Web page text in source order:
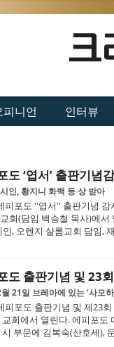
피니언 인터뷰
도 ‘엽서’ 출판기념
인, 황지니 화백 등 상 받아
피포도 ''엽서'' 출판기념
회(담임 백승철 목사)에
인, 오렌지 샬롬교회 담임,
도 출판기념 및 23
21일 브레아에 있는 ‘사모
피포도 출판기념 및 제23
교회에서 열린다. 에피포
부문에 김복숙(산호세),